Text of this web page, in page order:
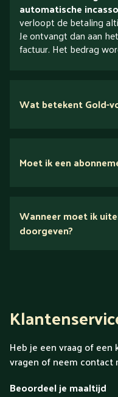
automatische incasso
verloopt de betaling
Je ontvangt dan aan
factuur. Het bedrag
Wat betekent Gold-
Ontdek alles over
Moet ik een
Wanneer moet ik
doorgeven?
Heb je een vraag of
vragen of neem contact
Beoordeel je maaltijd